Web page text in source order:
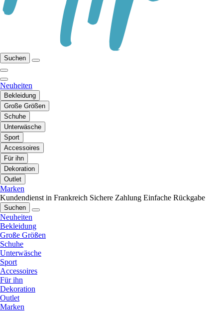
Suchen
Neuheiten
Bekleidung
Große Größen
Schuhe
Unterwäsche
Sport
Accessoires
Für ihn
Dekoration
Outlet
Marken
Kundendienst in Frankreich Sichere Zahlung Einfache Rückgabe
Suchen
Neuheiten
Bekleidung
Große Größen
Schuhe
Unterwäsche
Sport
Accessoires
Für ihn
Dekoration
Outlet
Marken